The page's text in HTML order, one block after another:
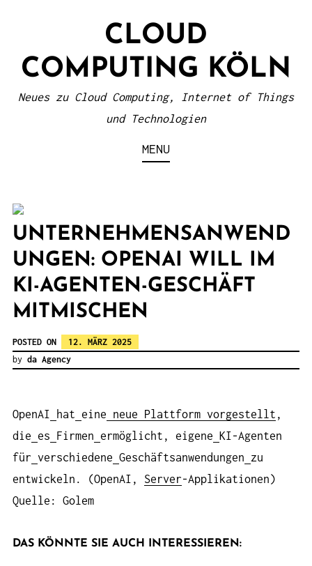
CLOUD
COMPUTING KÖLN
Neues zu Cloud Computing, Internet of Things
und Technologien
MENU
UNTERNEHMENSANWEND
UNGEN: OPENAI WILL IM
KI-AGENTEN-GESCHÄFT
MITMISCHEN
POSTED ON
12. MÄRZ 2025
by da Agency
OpenAI hat eine neue Plattform vorgestellt ,
die es Firmen ermöglicht, eigene KI-Agenten
für verschiedene Geschäftsanwendungen
zu
entwickeln. (OpenAI, Server-Applikationen)
Quelle: Golem
DAS KÖNNTE SIE AUCH INTERESSIEREN: